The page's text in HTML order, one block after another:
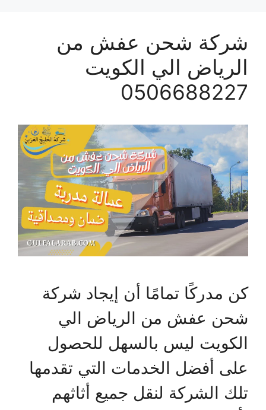
شركة شحن عفش من
الرياض الي الكويت
0506688227
كن مدركًا تمامًا أن إيجاد شركة
شحن عفش من الرياض الي
الكويت ليس بالسهل للحصول
على أفضل الخدمات التي تقدمها
تلك الشركة لنقل جميع أثاثهم